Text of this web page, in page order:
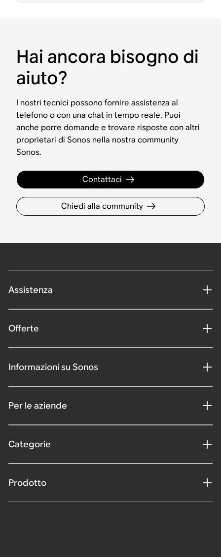
Hai ancora bisogno di
aiuto?
I nostri tecnici possono fornire assistenza al
telefono o con una chat in tempo reale. Puoi
anche porre domande e trovare risposte con altri
proprietari di Sonos nella nostra community
Sonos.
Contattaci
Chiedi alla community
Assistenza
Offerte
Informazioni su Sonos
Per le aziende
Categorie
Prodotto